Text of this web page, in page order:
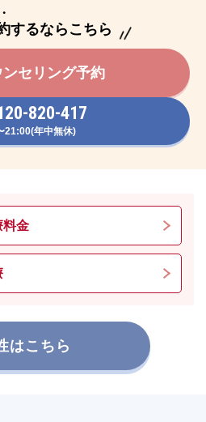
するならこちら
セリング予約
820-417
21:00(年中無休)
料金
はこちら